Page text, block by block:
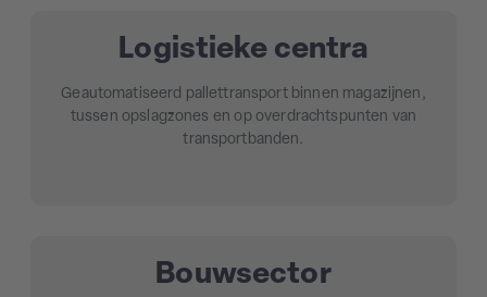
Logistieke centra
Geautomatiseerd pallettransport binnen magazijnen,
tussen opslagzones en op overdrachtspunten van
transportbanden.
Bouwsector